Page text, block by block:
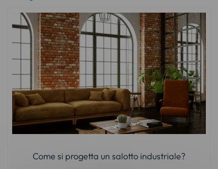
Come si progetta un salotto industriale?